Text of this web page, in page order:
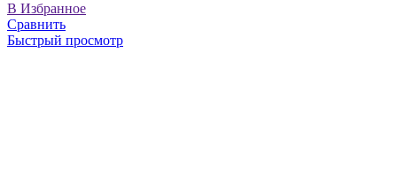
В Избранное
Сравнить
Быстрый просмотр